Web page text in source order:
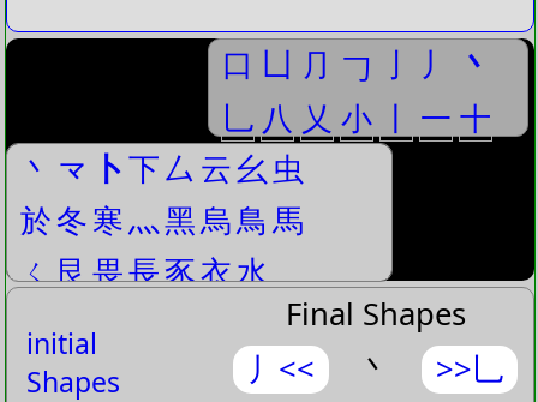
口 凵 ⺆ 𠃌 亅 丿
丶
乚 八 乂 小 丨 一 十
丶 龴 卜下厶 云幺 虫
於冬寒灬黑烏鳥 馬
ㄑ艮畏長豕衣水
initial
Shapes
Final Shapes
丿<<
丶
>>乚